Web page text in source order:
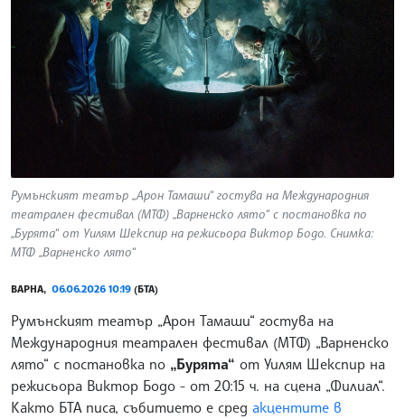
Румънският театър „Арон Тамаши“ гостува на Международния
театрален фестивал (МТФ) „Варненско лято“ с постановка по
„Бурята“ от Уилям Шекспир на режисьора Виктор Бодо. Снимка:
МТФ „Варненско лято“
ВАРНА, 06.06.2026 10:19 (БТА)
Румънският театър „Арон Тамаши“ гостува на
Международния театрален фестивал (МТФ) „Варненско
лято“ с постановка по „Бурята“ от Уилям Шекспир на
режисьора Виктор Бодо - от 20:15 ч. на сцена „Филиал“.
Както БТА писа, събитието е сред акцентите в